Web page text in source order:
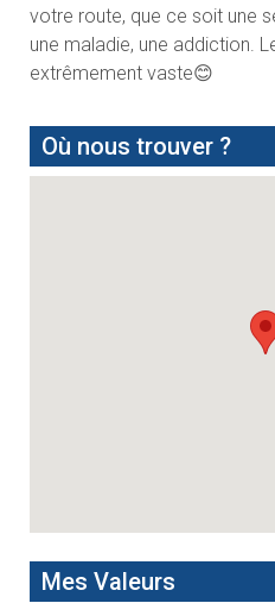
votre route, que ce soit une
une maladie, une addiction.
extrêmement vaste😊
Où nous trouver ?
Mes Valeurs